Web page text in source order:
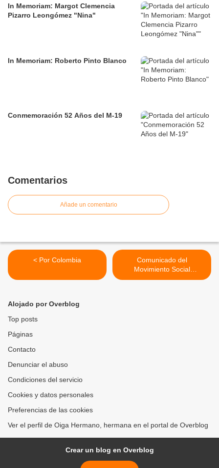
In Memoriam: Margot Clemencia
Pizarro Leongómez "Nina"
In Memoriam: Roberto Pinto Blanco
Conmemoración 52 Años del M-19
Comentarios
Añade un comentario
< Por Colombia
Comunicado del
Movimiento Social
Carcelario…. >
Alojado por Overblog
Top posts
Páginas
Contacto
Denunciar el abuso
Condiciones del servicio
Cookies y datos personales
Preferencias de las cookies
Ver el perfil de Oiga Hermano, hermana en el portal de Overblog
Crear un blog en Overblog